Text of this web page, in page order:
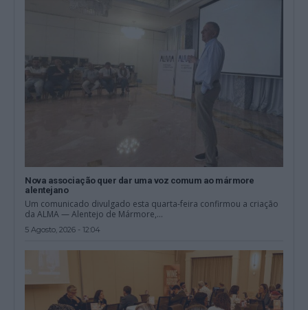
Nova associação quer dar uma voz comum ao mármore
alentejano
Um comunicado divulgado esta quarta-feira confirmou a criação
da ALMA — Alentejo de Mármore,...
5 Agosto, 2026 - 12:04